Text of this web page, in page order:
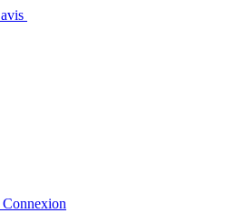
avis
Connexion